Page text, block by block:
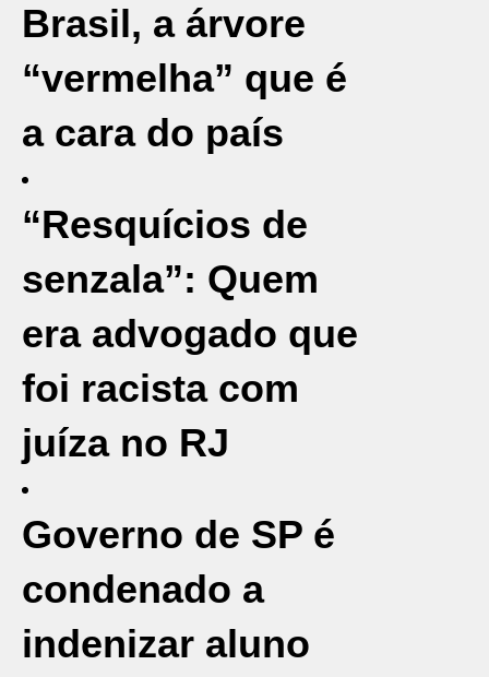
Brasil, a árvore
“vermelha” que é
a cara do país
“Resquícios de
senzala”: Quem
era advogado que
foi racista com
juíza no RJ
Governo de SP é
condenado a
indenizar aluno